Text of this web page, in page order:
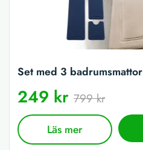
Set med 3 badrumsmattor
249 kr 799 kr
Läs mer